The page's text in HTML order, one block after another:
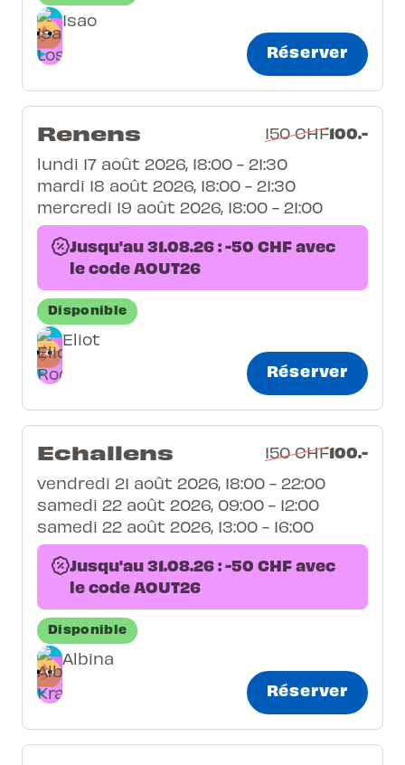
Isao
Réserver
Renens 150 CHF100.-
lundi 17 août 2026, 18:00 - 21:30
mardi 18 août 2026, 18:00 - 21:30
mercredi 19 août 2026, 18:00 - 21:00
Jusqu'au 31.08.26 : -50 CHF avec
le code AOUT26
Disponible
Eliot
Réserver
Echallens 150 CHF100.-
vendredi 21 août 2026, 18:00 - 22:00
samedi 22 août 2026, 09:00 - 12:00
samedi 22 août 2026, 13:00 - 16:00
Jusqu'au 31.08.26 : -50 CHF avec
le code AOUT26
Disponible
Albina
Réserver